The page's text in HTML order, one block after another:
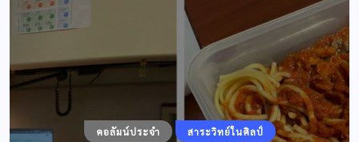
คอลัมน์ประจำ สาระวิทย์ในศิลป์